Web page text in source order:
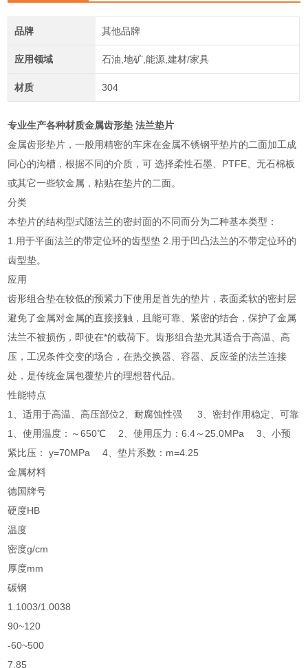
品牌 其他品牌
应用领域 石油,地矿,能源,建材/家具
材质 304
专业生产各种材质金属齿形垫 法兰垫片
金属齿形垫片，一般用精密的车床在金属不锈钢平垫片的二面加工成
同心的沟槽，根据不同的介质，可 选择柔性石墨、PTFE、无石棉板
或其它一些软金属，粘贴在垫片的二面。
分类
本垫片的结构型式随法兰的密封面的不同而分为二种基本类型：
1.用于平面法兰的带定位环的齿型垫 2.用于凹凸法兰的不带定位环的
齿型垫。
应用
齿形组合垫在较低的预紧力下使用是首先的垫片，表面柔软的密封层
避免了金属对金属的直接接触，且能可靠、紧密的结合，保护了金属
法兰不被损伤，即使在*的载荷下。齿形组合垫尤其适合于高温、高
压，工况条件交变的场合，在热交换器、容器、反应釜的法兰连接
处，是传统金属包覆垫片的理想替代品。
性能特点
1、适用于高温、高压部位2、耐腐蚀性强 3、密封作用稳定、可靠
1、使用温度：～650℃ 2、使用压力：6.4～25.0MPa 3、小预
紧比压： y=70MPa 4、垫片系数：m=4.25
金属材料
德国牌号
硬度HB
温度
密度g/cm
厚度mm
碳钢
1.1003/1.0038
90~120
-60~500
7.85